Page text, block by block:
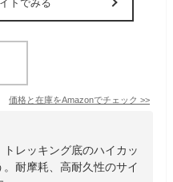
トでみる
価格と在庫をAmazonでチェック >>
レッキング底のハイカッ
耐摩耗、高耐久性のサイ